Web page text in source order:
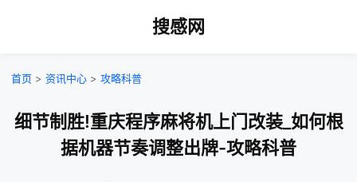
搜感网
首页 > 资讯中心 > 攻略科普
细节制胜!重庆程序麻将机上门改装_如何根
据机器节奏调整出牌-攻略科普